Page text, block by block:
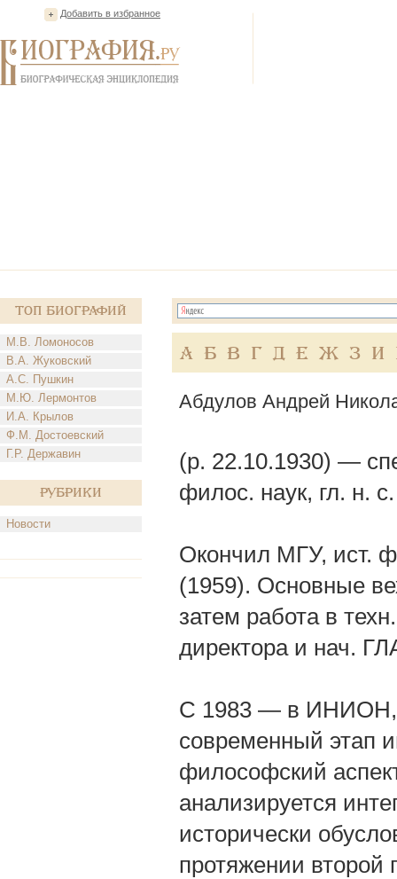
Добавить в избранное
Топ Биографий
М.В. Ломоносов
В.А. Жуковский
А.С. Пушкин
М.Ю. Лермонтов
И.А. Крылов
Ф.М. Достоевский
Г.Р. Державин
Рубрики
Новости
А Б В Г Д Е Ж З И
Абдулов Андрей
(р. 22.10.1930) —
филос. наук, гл. н.
Окончил МГУ, ист.
(1959). Основные
затем работа в
директора и нач.
С 1983 — в ИНИОН,
современный этап
философский
анализируется
исторически
протяжении второй